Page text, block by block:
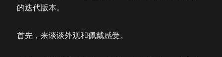
的迭代版本。
首先，来谈谈外观和佩戴感受。